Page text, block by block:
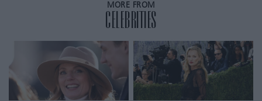
MORE FROM
CELEBRITIES